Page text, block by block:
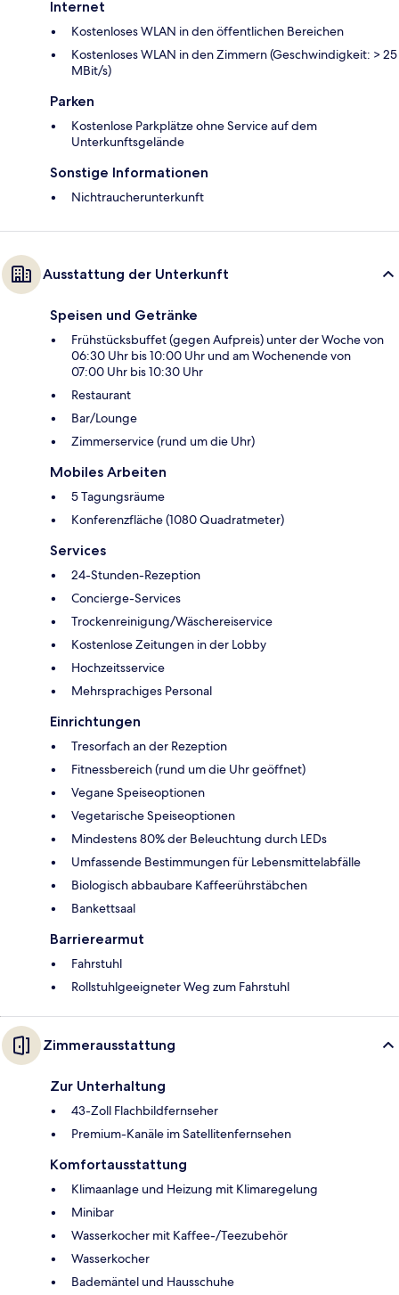
Internet
Kostenloses WLAN in den öffentlichen Bereichen
Kostenloses WLAN in den Zimmern (Geschwindigkeit: > 25
MBit/s)
Parken
Kostenlose Parkplätze ohne Service auf dem
Unterkunftsgelände
Sonstige Informationen
Nichtraucherunterkunft
Ausstattung der Unterkunft
Speisen und Getränke
Frühstücksbuffet (gegen Aufpreis) unter der Woche von
06:30 Uhr bis 10:00 Uhr und am Wochenende von
07:00 Uhr bis 10:30 Uhr
Restaurant
Bar/Lounge
Zimmerservice (rund um die Uhr)
Mobiles Arbeiten
5 Tagungsräume
Konferenzfläche (1080 Quadratmeter)
Services
24-Stunden-Rezeption
Concierge-Services
Trockenreinigung/Wäschereiservice
Kostenlose Zeitungen in der Lobby
Hochzeitsservice
Mehrsprachiges Personal
Einrichtungen
Tresorfach an der Rezeption
Fitnessbereich (rund um die Uhr geöffnet)
Vegane Speiseoptionen
Vegetarische Speiseoptionen
Mindestens 80% der Beleuchtung durch LEDs
Umfassende Bestimmungen für Lebensmittelabfälle
Biologisch abbaubare Kaffeerührstäbchen
Bankettsaal
Barrierearmut
Fahrstuhl
Rollstuhlgeeigneter Weg zum Fahrstuhl
Zimmerausstattung
Zur Unterhaltung
43-Zoll Flachbildfernseher
Premium-Kanäle im Satellitenfernsehen
Komfortausstattung
Klimaanlage und Heizung mit Klimaregelung
Minibar
Wasserkocher mit Kaffee-/Teezubehör
Wasserkocher
Bademäntel und Hausschuhe